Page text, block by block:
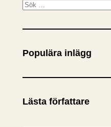
S
k
Populära inlägg
Lästa författare